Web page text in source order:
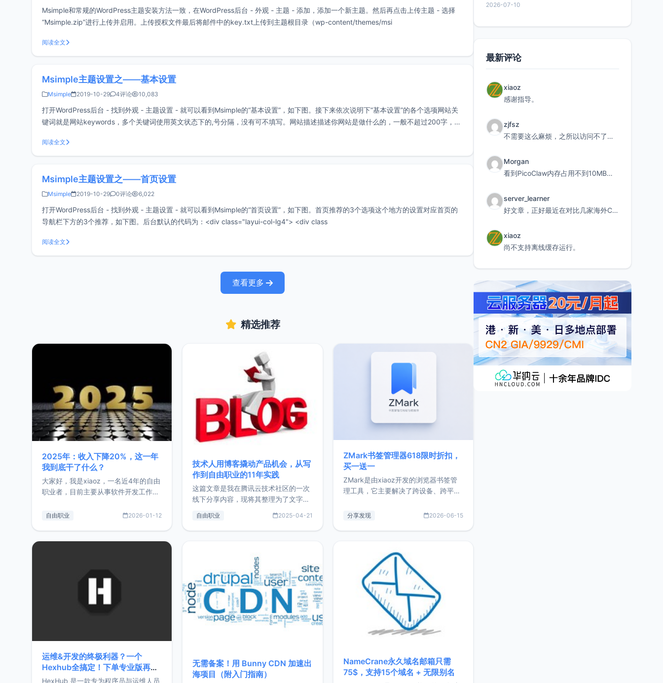
Msimple和常规的WordPress主题安装方法一致，在WordPress后台 - 外观 - 主题 - 添加，添加一个新主题。然后再点击上传主题 - 选择
“Msimple.zip”进行上传并启用。上传授权文件最后将邮件中的key.txt上传到主题根目录（wp-content/themes/msi
阅读全文
Msimple主题设置之——基本设置
Msimple 2019-10-29 4评论 10,083
打开WordPress后台 - 找到外观 - 主题设置 - 就可以看到Msimple的“基本设置”，如下图。接下来依次说明下“基本设置”的各个选项网站关
键词就是网站keywords，多个关键词使用英文状态下的,号分隔，没有可不填写。网站描述描述你网站是做什么的，一般不超过200字，没
阅读全文
Msimple主题设置之——首页设置
Msimple 2019-10-29 0评论 6,022
打开WordPress后台 - 找到外观 - 主题设置 - 就可以看到Msimple的“首页设置”，如下图。首页推荐的3个选项这个地方的设置对应首页的
导航栏下方的3个推荐，如下图。后台默认的代码为：<div class="layui-col-lg4"> <div class
阅读全文
查看更多
精选推荐
2025年：收入下降20%，这一年
我到底干了什么？
大家好，我是xiaoz，一名近4年的自由
职业者，目前主要从事软件开发工作。
的总结，内容主要包括：工作、学习、
自由职业 2026-01-12
技术人用博客撬动产品机会，从写
作到自由职业的11年实践
这篇文章是我在腾讯云技术社区的一次
线下分享内容，现将其整理为了文字
版，分享了写博客11年来的经历，以及
通过博客过渡到做产品和走向自由职业
的一个小故事。文中还首次公开了我的
前从事服务器运维相关工作，现在已经
转自由职业3年，目前
自由职业 2025-04-21
ZMark书签管理器618限时折扣，
买一送一
ZMark是由xiaoz开发的浏览器书签管
理工具，它主要解决了跨设备、跨平
做到一处部署、随处访问。同时，它还
量级： 使用Bun + Hono.js
分享发现 2026-06-15
运维&开发的终极利器？一个
Hexhub全搞定！下单专业版再赠
Zdir/OneNav授权
HexHub 是一款专为程序员与运维人员
无需备案！用 Bunny CDN 加速出
海项目（附入门指南）
NameCrane永久域名邮箱只需
75$，支持15个域名 + 无限别名
2026-07-10
最新评论
xiaoz
感谢指导。
zjfsz
不需要这么麻烦，之所以访问不了，是由于非对称路由的问题，在爱快主路由添加一条静态路由192.168.
Morgan
看到PicoClaw内存占用不到10MB这个数据真的很惊喜，确实很适合我这种想用旧设备折腾AI的小白
server_learner
好文章，正好最近在对比几家海外CDN。文中提到CF免费版不支持自定义回源端口和HOST这个痛点太真实
xiaoz
尚不支持离线缓存运行。